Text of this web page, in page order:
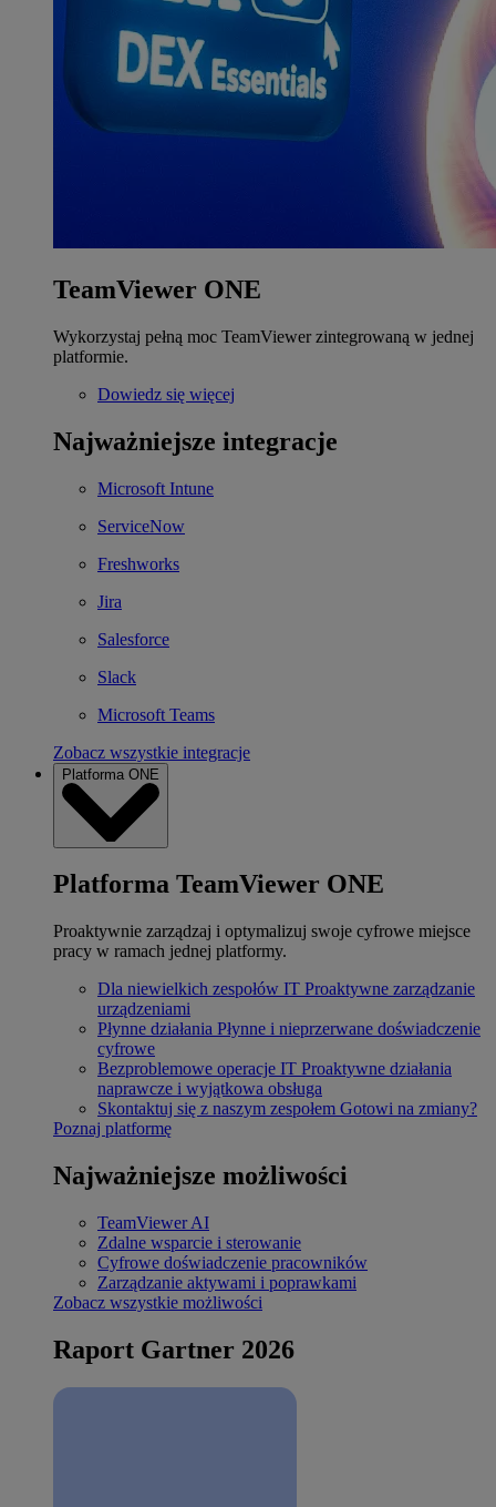
TeamViewer ONE
Wykorzystaj pełną moc TeamViewer zintegrowaną w jednej
platformie.
Dowiedz się więcej
Najważniejsze integracje
Microsoft Intune
ServiceNow
Freshworks
Jira
Salesforce
Slack
Microsoft Teams
Zobacz wszystkie integracje
Platforma ONE
Platforma TeamViewer ONE
Proaktywnie zarządzaj i optymalizuj swoje cyfrowe miejsce
pracy w ramach jednej platformy.
Dla niewielkich zespołów IT Proaktywne zarządzanie
urządzeniami
Płynne działania Płynne i nieprzerwane doświadczenie
cyfrowe
Bezproblemowe operacje IT Proaktywne działania
naprawcze i wyjątkowa obsługa
Skontaktuj się z naszym zespołem Gotowi na zmiany?
Poznaj platformę
Najważniejsze możliwości
TeamViewer AI
Zdalne wsparcie i sterowanie
Cyfrowe doświadczenie pracowników
Zarządzanie aktywami i poprawkami
Zobacz wszystkie możliwości
Raport Gartner 2026